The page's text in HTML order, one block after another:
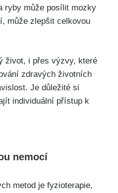
ryby může posílit mozky
může zlepšit celkovou
život, i přes výzvy, které
zdravých životních
Je důležité si
individuální přístup k
nemocí
metod je fyzioterapie,